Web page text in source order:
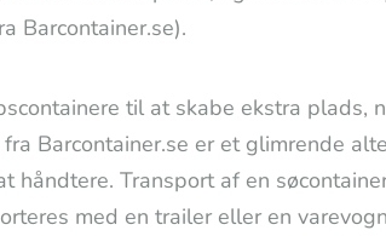
Barcontainer.se).
til at skabe ekstra plads,
Barcontainer.se er et glimrende
håndtere. Transport af en
med en trailer eller en